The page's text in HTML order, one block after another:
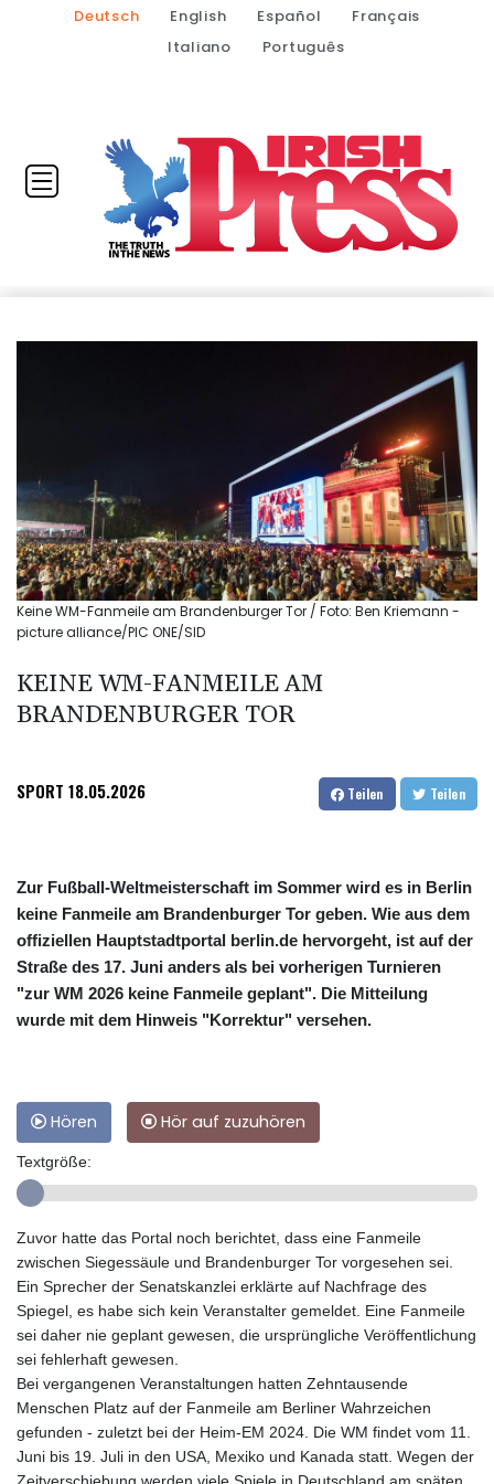
Deutsch English Español
Français
Italiano
Português
Keine WM-Fanmeile am Brandenburger Tor / Foto: Ben Kriemann -
picture alliance/PIC ONE/SID
KEINE WM-FANMEILE AM
BRANDENBURGER TOR
SPORT 18.05.2026 Teilen Teilen
Zur Fußball-Weltmeisterschaft im Sommer wird es in Berlin
keine Fanmeile am Brandenburger Tor geben. Wie aus dem
offiziellen Hauptstadtportal berlin.de hervorgeht, ist auf der
Straße des 17. Juni anders als bei vorherigen Turnieren
"zur WM 2026 keine Fanmeile geplant". Die Mitteilung
wurde mit dem Hinweis "Korrektur" versehen.
Hören Hör auf zuzuhören
Textgröße:
Zuvor hatte das Portal noch berichtet, dass eine Fanmeile
zwischen Siegessäule und Brandenburger Tor vorgesehen sei.
Ein Sprecher der Senatskanzlei erklärte auf Nachfrage des
Spiegel, es habe sich kein Veranstalter gemeldet. Eine Fanmeile
sei daher nie geplant gewesen, die ursprüngliche Veröffentlichung
sei fehlerhaft gewesen.
Bei vergangenen Veranstaltungen hatten Zehntausende
Menschen Platz auf der Fanmeile am Berliner Wahrzeichen
gefunden - zuletzt bei der Heim-EM 2024. Die WM findet vom 11.
Juni bis 19. Juli in den USA, Mexiko und Kanada statt. Wegen der